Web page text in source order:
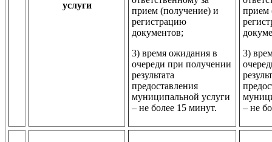
услуги
прием (получение) и
регистрацию
документов;
3) время ожидания в
очереди при получении
результата
предоставления
муниципальной услуги
– не более 15 минут.
прием
3)
– не